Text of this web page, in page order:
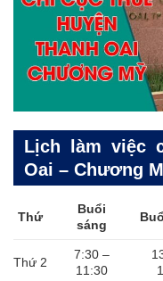
Lịch làm việc
Oai – Chương
Thứ
Buổi
sáng
Thứ 2
7:30 –
11:30